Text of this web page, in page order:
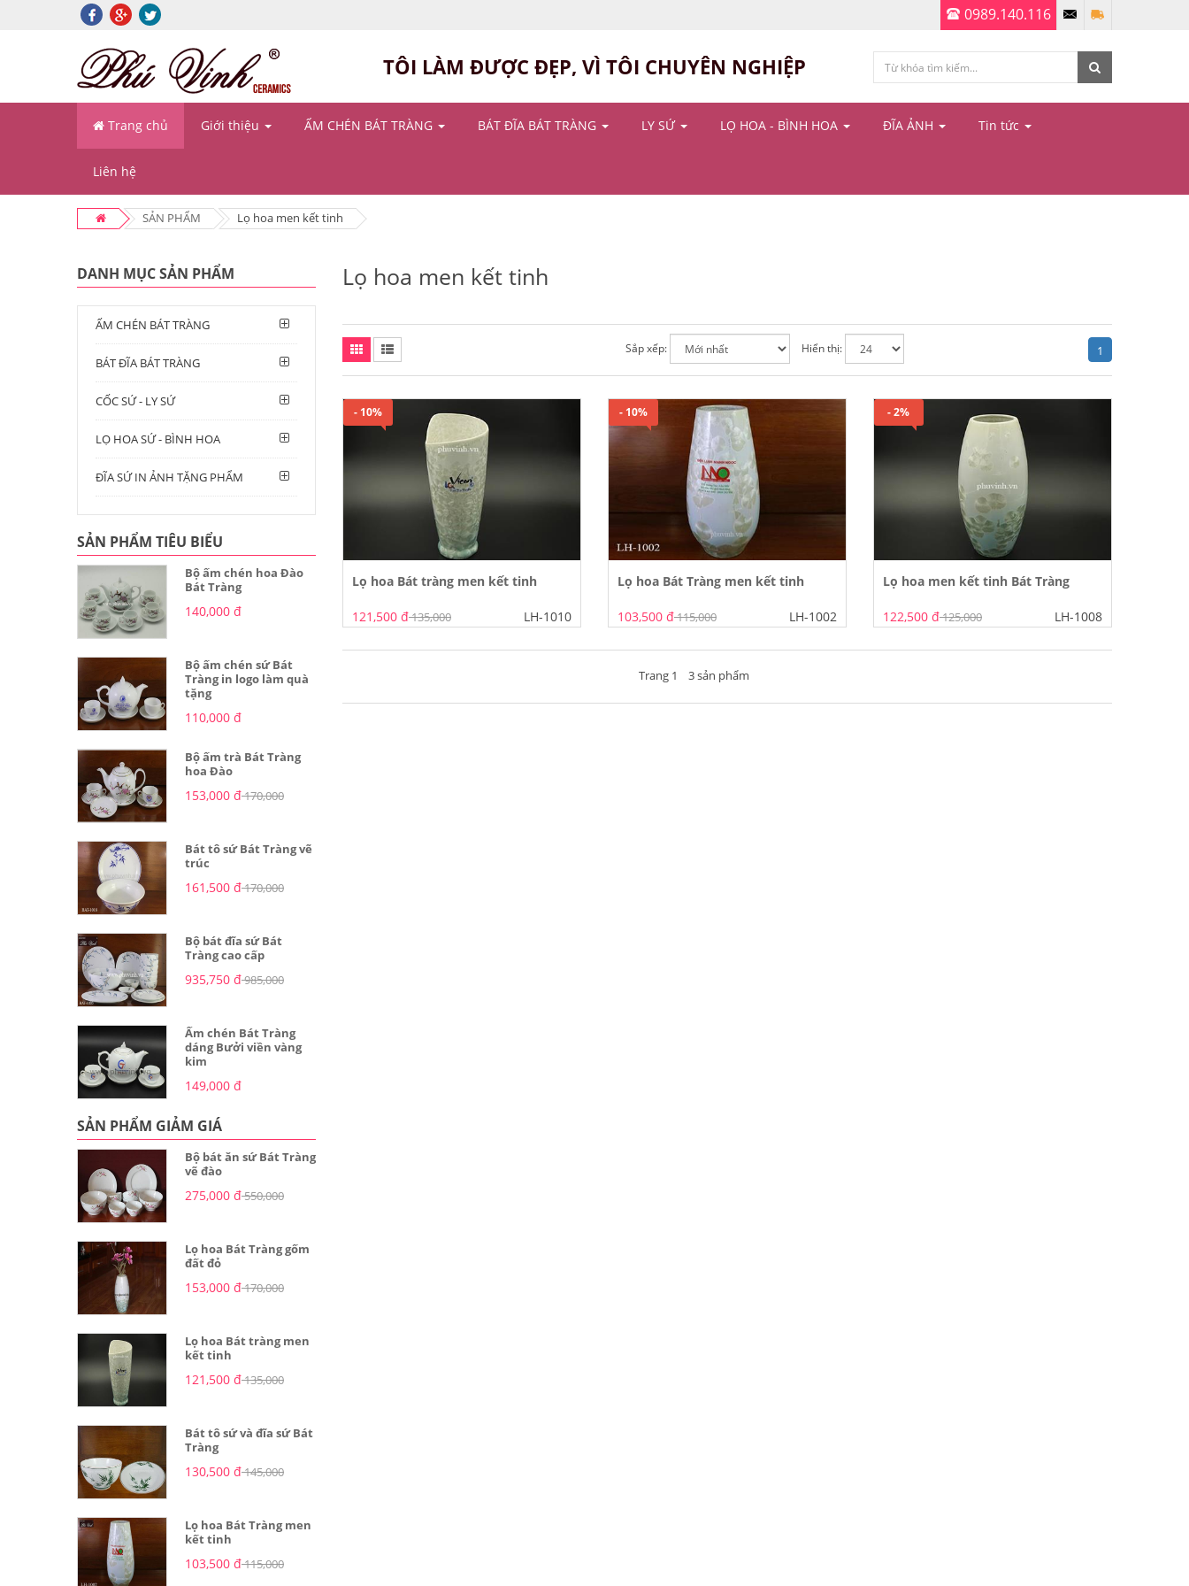
0989.140.116
TÔI LÀM ĐƯỢC ĐẸP, VÌ TÔI CHUYÊN NGHIỆP
Trang chủ Giới thiệu ẤM CHÉN BÁT TRÀNG BÁT ĐĨA BÁT TRÀNG LY SỨ LỌ HOA - BÌNH HOA ĐĨA ẢNH Tin tức
Liên hệ
SẢN PHẨM Lọ hoa men kết tinh
DANH MỤC SẢN PHẨM
ẤM CHÉN BÁT TRÀNG
BÁT ĐĨA BÁT TRÀNG
CỐC SỨ - LY SỨ
LỌ HOA SỨ - BÌNH HOA
ĐĨA SỨ IN ẢNH TẶNG PHẨM
SẢN PHẨM TIÊU BIỂU
Bộ ấm chén hoa Đào
Bát Tràng
140,000 đ
Bộ ấm chén sứ Bát
Tràng in logo làm quà
tặng
110,000 đ
Bộ ấm trà Bát Tràng
hoa Đào
153,000 đ170,000
Bát tô sứ Bát Tràng vẽ
trúc
161,500 đ170,000
Bộ bát đĩa sứ Bát
Tràng cao cấp
935,750 đ985,000
Ấm chén Bát Tràng
dáng Bưởi viền vàng
kim
149,000 đ
SẢN PHẨM GIẢM GIÁ
Bộ bát ăn sứ Bát Tràng
vẽ đào
275,000 đ550,000
Lọ hoa Bát Tràng gốm
đất đỏ
153,000 đ170,000
Lọ hoa Bát tràng men
kết tinh
121,500 đ135,000
Bát tô sứ và đĩa sứ Bát
Tràng
130,500 đ145,000
Lọ hoa Bát Tràng men
kết tinh
103,500 đ115,000
Lọ hoa men kết tinh
Sắp xếp: Hiển thị: 1
- 10%
Lọ hoa Bát tràng men kết tinh
121,500 đ135,000 LH-1010
- 10%
Lọ hoa Bát Tràng men kết tinh
103,500 đ115,000 LH-1002
- 2%
Lọ hoa men kết tinh Bát Tràng
122,500 đ125,000 LH-1008
Trang 1 3 sản phẩm